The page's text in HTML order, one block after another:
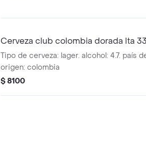
Cerveza club colombia dorada lta
Tipo de cerveza: lager. alcohol: 4.7. país de
origen: colombia
$ 8100